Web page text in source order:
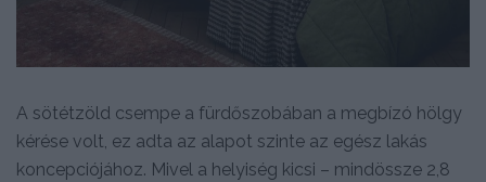
A sötétzöld csempe a fürdőszobában a megbízó hölgy
kérése volt, ez adta az alapot szinte az egész lakás
koncepciójához. Mivel a helyiség kicsi – mindössze 2,8